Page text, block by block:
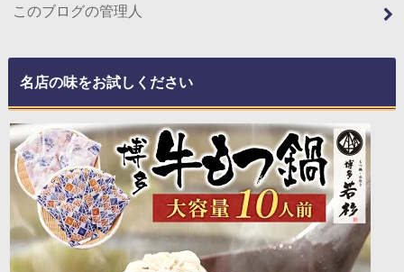
このブログの管理人
名店の味をお試しください